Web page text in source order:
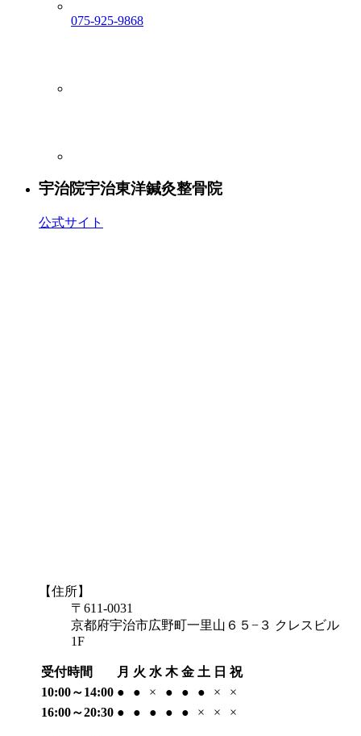
075-925-9868
宇治院宇治東洋鍼灸整骨院
公式サイト
【住所】
〒611-0031
京都府宇治市広野町一里山６５−３ クレスビル
1F
受付時間 月 火 水 木 金 土 日 祝
10:00～14:00 ● ● × ● ● ● ×
×
16:00～20:30 ● ● ● ● ● × × ×